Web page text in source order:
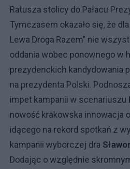
Ratusza stolicy do Pałacu
Tymczasem okazało się, że
Lewa Droga Razem" nie
oddania wobec ponownego w
prezydenckich kandydowania
na prezydenta Polski.
impet kampanii w scenariuszu
nowość krakowska innowacja
idącego na rekord spotkań z
kampanii wyborczej dra
Dodając o względnie